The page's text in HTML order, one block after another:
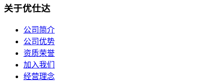
关于优仕达
公司简介
公司优势
资质荣誉
加入我们
经营理念